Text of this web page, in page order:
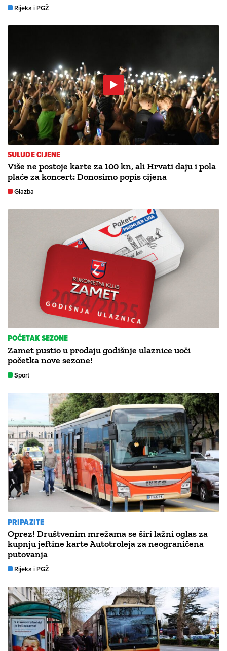
Rijeka i PGŽ
SULUDE CIJENE
Više ne postoje karte za 100 kn, ali Hrvati daju i pola
plaće za koncert: Donosimo popis cijena
Glazba
POČETAK SEZONE
Zamet pustio u prodaju godišnje ulaznice uoči
početka nove sezone!
Sport
PRIPAZITE
Oprez! Društvenim mrežama se širi lažni oglas za
kupnju jeftine karte Autotroleja za neograničena
putovanja
Rijeka i PGŽ